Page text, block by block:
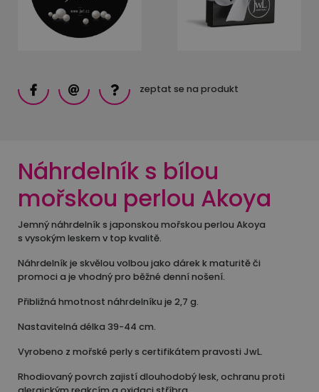
zeptat se na produkt
Náhrdelník s bílou
mořskou perlou Akoya
Jemný náhrdelník s japonskou mořskou perlou Akoya
s vysokým leskem v top kvalitě.
Náhrdelník je skvělou volbou jako dárek k maturitě či
promoci a je vhodný pro běžné denní nošení.
Přibližná hmotnost náhrdelníku je 2,7 g.
Nastavitelná délka 39-44 cm.
Vyrobeno z mořské perly s certifikátem pravosti JwL.
Rhodiovaný povrch zajistí dlouhodobý lesk, ochranu proti